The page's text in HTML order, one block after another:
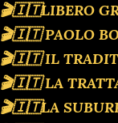
🎬🇮🇹LIBERO
🎬🇮🇹 PAOLO
🎬🇮🇹 IL
🎬🇮🇹 LA
🎬🇮🇹LA